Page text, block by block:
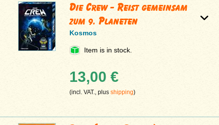
Die Crew - Reist gemeinsam
zum 9. Planeten
Kosmos
Item is in stock.
13,00 €
(incl. VAT., plusshipping)